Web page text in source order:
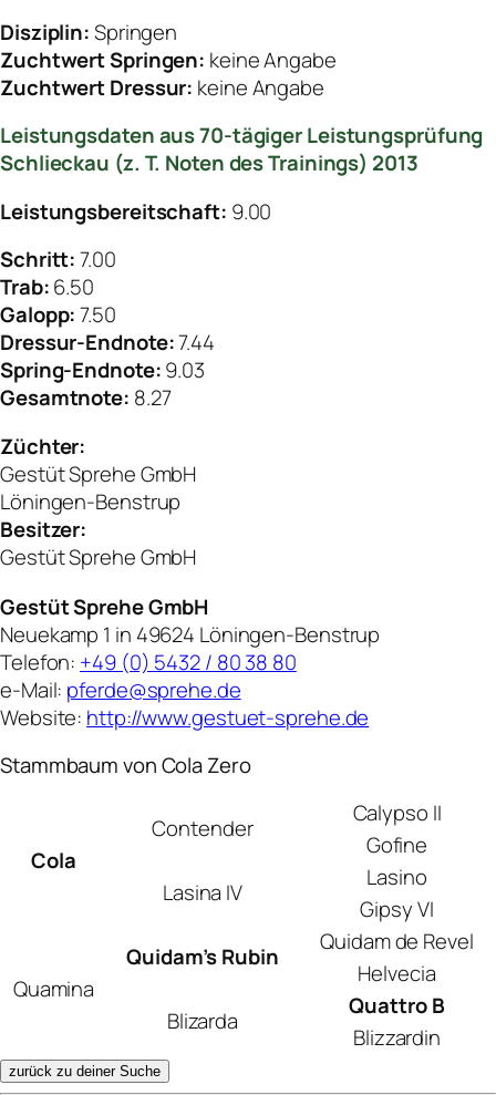
Disziplin:Springen
Zuchtwert Springen: keine Angabe
Zuchtwert Dressur: keine Angabe
Leistungsdaten aus 70-tägiger Leistungsprüfung
Schlieckau (z. T. Noten des Trainings) 2013
Leistungsbereitschaft: 9.00
Schritt:7.00
Trab:6.50
Galopp:7.50
Dressur-Endnote:7.44
Spring-Endnote:9.03
Gesamtnote: 8.27
Züchter:
Gestüt Sprehe GmbH
Löningen-Benstrup
Besitzer:
Gestüt Sprehe GmbH
Gestüt Sprehe GmbH
Neuekamp 1 in 49624 Löningen-Benstrup
Telefon: +49 (0) 5432 / 80 38 80
e-Mail: pferde@sprehe.de
Website: http://www.gestuet-sprehe.de
Stammbaum von Cola Zero
Cola
Contender
Calypso II
Gofine
Lasina IV
Lasino
Gipsy VI
Quamina
Quidam’s Rubin
Quidam de Revel
Helvecia
Blizarda
Quattro B
Blizzardin
zurück zu deiner Suche